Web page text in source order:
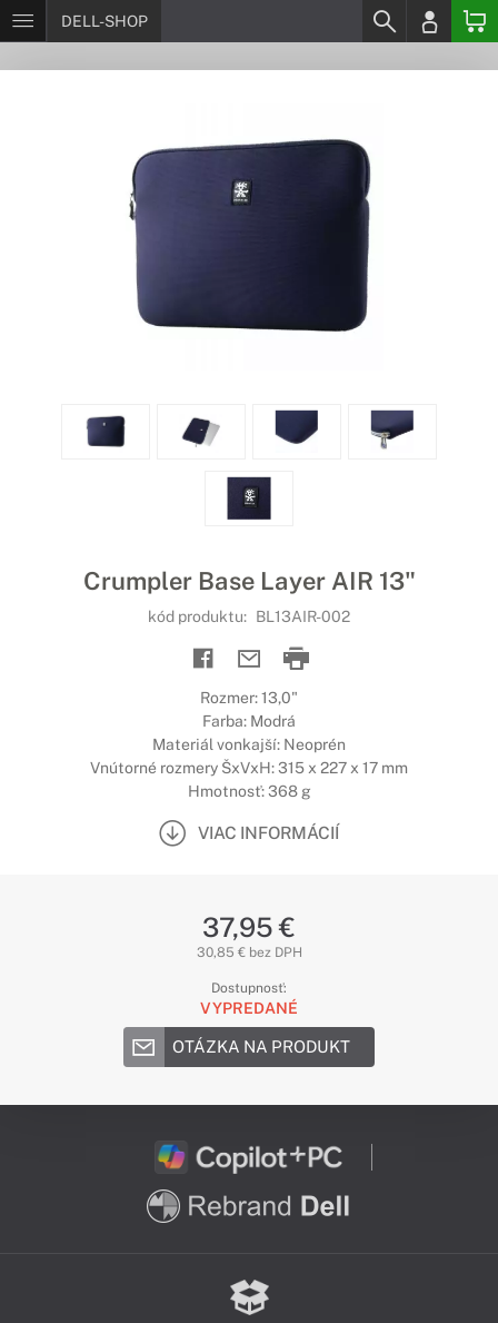
DELL-SHOP
Crumpler Base Layer AIR 13"
kód produktu: BL13AIR-002
Rozmer: 13,0"
Farba: Modrá
Materiál vonkajší: Neoprén
Vnútorné rozmery ŠxVxH: 315 x 227 x 17 mm
Hmotnosť: 368 g
VIAC INFORMÁCIÍ
37,95 €
30,85 € bez DPH
Dostupnosť:
VYPREDANÉ
OTÁZKA NA PRODUKT